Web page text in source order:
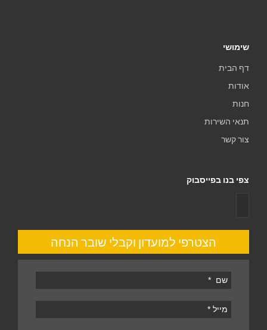
שימושי
דף הבית
אודות
חנות
תנאי השירות
צור קשר
צפי בנו בפייסבוק
הצטרפי למועדון וקבלי שובר הנחה